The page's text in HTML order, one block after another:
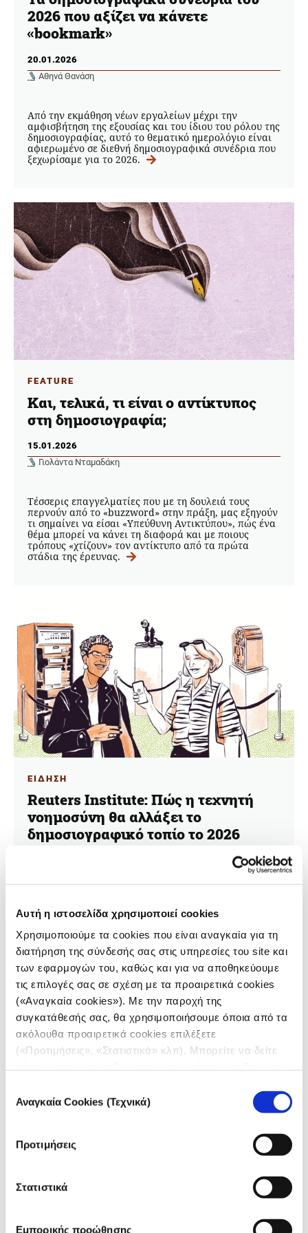
Αυτή η ιστοσελίδα χρησιμοποιεί cookies
Χρησιμοποιούμε τα cookies που είναι αναγκαία για τη
διατήρηση της σύνδεσής σας στις υπηρεσίες του site και
των εφαρμογών του, καθώς και για να αποθηκεύουμε
τις επιλογές σας σε σχέση με τα προαιρετικά cookies
(«Αναγκαία cookies»). Με την παροχή της
συγκατάθεσής σας, θα χρησιμοποιήσουμε όποια από τα
ακόλουθα προαιρετικά cookies επιλέξετε
(«Προτιμήσεις», «Στατιστικά» κλπ). Μπορείτε να δείτε
συγκατάθεσης
Αναγκαία Cookies (Τεχνικά)
Προτιμήσεις
Στατιστικά
Εμπορικής προώθησης
2026 που αξίζει να κάνετε
«bookmark»
20.01.2026
Αθηνά Θανάση
Από την εκμάθηση νέων εργαλείων μέχρι την
αμφισβήτηση της εξουσίας και του ίδιου του ρόλου της
δημοσιογραφίας, αυτό το θεματικό ημερολόγιο είναι
αφιερωμένο σε διεθνή δημοσιογραφικά συνέδρια που
ξεχωρίσαμε για το 2026.
FEATURE
Και, τελικά, τι είναι ο αντίκτυπος
στη δημοσιογραφία;
15.01.2026
Γιολάντα Νταμαδάκη
Τέσσερις επαγγελματίες που με τη δουλειά τους
περνούν από το «buzzword» στην πράξη, μας εξηγούν
τι σημαίνει να είσαι «Υπεύθυνη Αντικτύπου», πώς ένα
θέμα μπορεί να κάνει τη διαφορά και με ποιους
τρόπους «χτίζουν» τον αντίκτυπο από τα πρώτα
στάδια της έρευνας.
ΕΙΔΗΣΗ
Reuters Institute: Πώς η τεχνητή
νοημοσύνη θα αλλάξει το
δημοσιογραφικό τοπίο το 2026
Η τεχνητή νοημοσύνη αναδιαμορφώνει τη
ανακαλύπτονται και επαληθεύονται οι ειδήσεις έως
τον τρόπο λειτουργίας και επιβίωσης των
ειδησεογραφικών γραφείων.